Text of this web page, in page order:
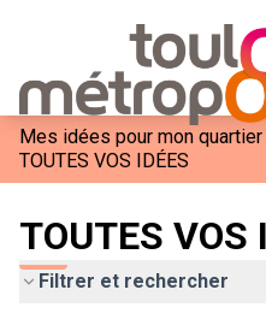
Mes idées pour mon quartier
TOUTES VOS IDÉES
TOUTES VOS
Filtrer et rechercher